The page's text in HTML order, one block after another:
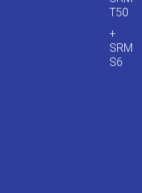
T50
+
SRM
S6